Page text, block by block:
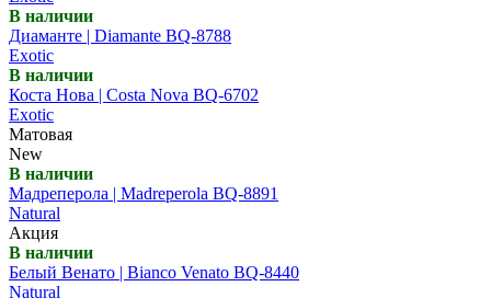
В наличии
Диаманте | Diamante BQ-8788
Exotic
В наличии
Коста Нова | Costa Nova BQ-6702
Exotic
Матовая
New
В наличии
Мадреперола | Madreperola BQ-8891
Natural
Акция
В наличии
Белый Венато | Bianco Venato BQ-8440
Natural